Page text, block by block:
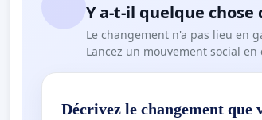
Y a-t-il quelque chose
Le changement n'a pas lieu en
Lancez un mouvement social
Décrivez le changement que